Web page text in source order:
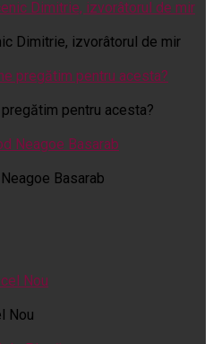
Dimitrie, izvorâtorul de mir
pentru acesta?
Basarab
Nou